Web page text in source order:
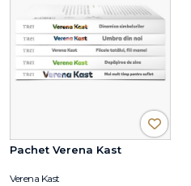
Pachet Verena Kast
Verena Kast